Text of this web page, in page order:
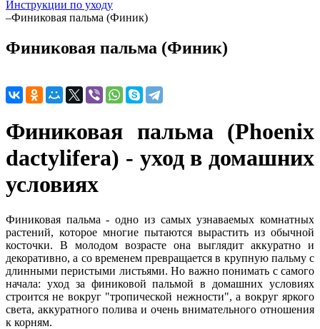
Инструкции по уходу
–Финиковая пальма (Финик)
Финиковая пальма (Финик)
Финиковая пальма (Phoenix
dactylifera) - уход в домашних
условиях
Финиковая пальма - одно из самых узнаваемых комнатных
растений, которое многие пытаются вырастить из обычной
косточки. В молодом возрасте она выглядит аккуратно и
декоративно, а со временем превращается в крупную пальму с
длинными перистыми листьями. Но важно понимать с самого
начала: уход за финиковой пальмой в домашних условиях
строится не вокруг "тропической нежности", а вокруг яркого
света, аккуратного полива и очень внимательного отношения
к корням.